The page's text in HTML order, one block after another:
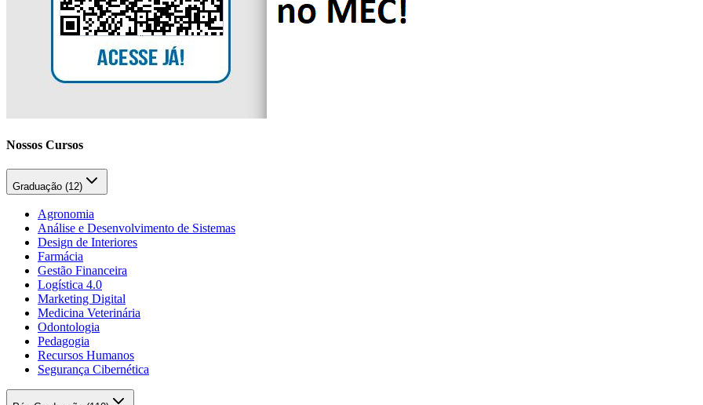
Nossos Cursos
Graduação (12)
Agronomia
Análise e Desenvolvimento de Sistemas
Design de Interiores
Farmácia
Gestão Financeira
Logística 4.0
Marketing Digital
Medicina Veterinária
Odontologia
Pedagogia
Recursos Humanos
Segurança Cibernética